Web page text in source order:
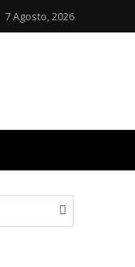
7 Agosto, 2026